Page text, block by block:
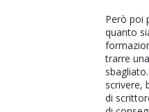
Però poi
quanto
trarre
scrivere,
di